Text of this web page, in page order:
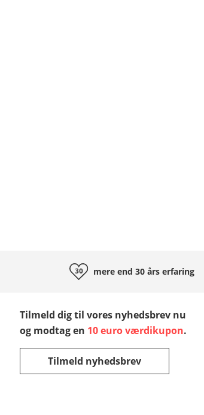
mere end 30 års erfaring
Tilmeld dig til vores nyhedsbrev nu
og modtag en 10 euro værdikupon.
Tilmeld nyhedsbrev